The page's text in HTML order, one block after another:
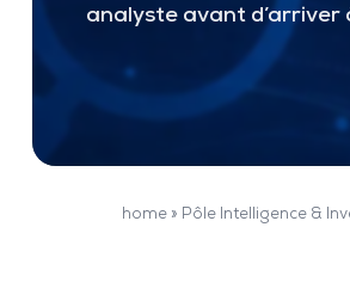
TheftTracker
analyste avant d’arriver
home » Pôle Intelligence &